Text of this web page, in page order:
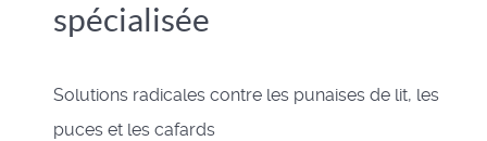
spécialisée
Solutions radicales contre les punaises de lit, les
puces et les cafards